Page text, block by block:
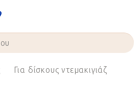
Για δίσκους ντεμακιγιάζ